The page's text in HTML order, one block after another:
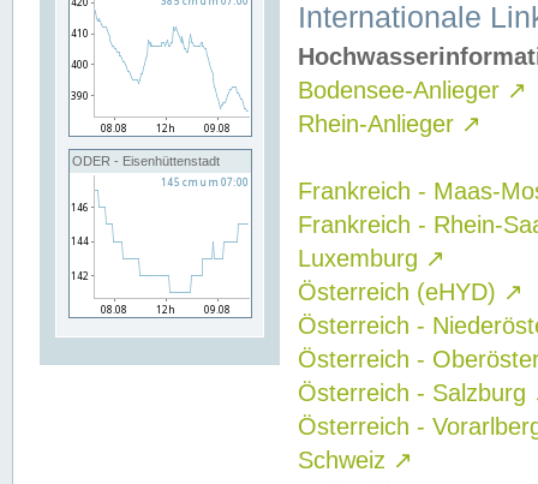
ODER - Eisenhüttenstadt
Internationale
Bodensee-Anlieger ↗
Rhein-Anlieger ↗
Frankreich - Maas-
Frankreich - Rhein-
Luxemburg ↗
Österreich (eHYD) ↗
Österreich -
Österreich -
Österreich - Salzburg
Österreich -
Schweiz ↗